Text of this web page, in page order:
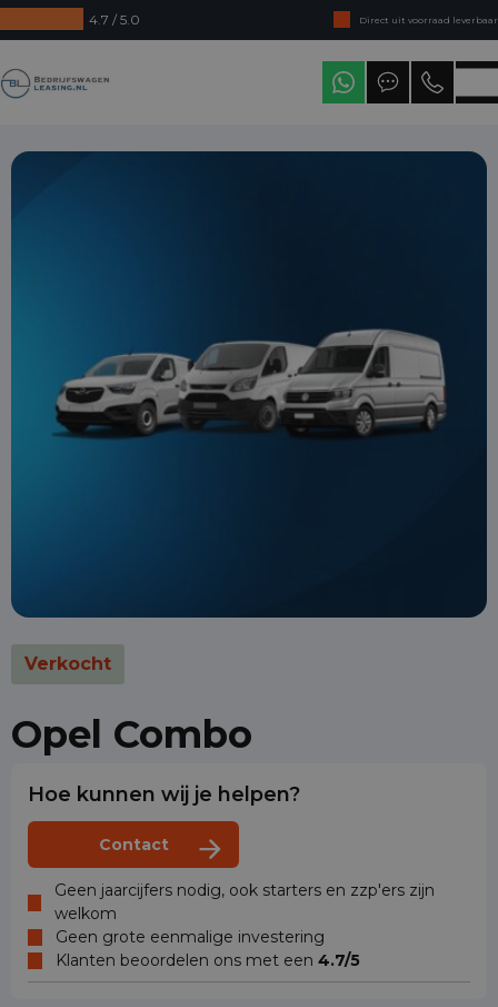
4.7 / 5.0
Direct uit voorraad leverbaar
Levering in heel Nederland
Verkocht
Opel Combo
Hoe kunnen wij je helpen?
Contact
Geen jaarcijfers nodig, ook starters en zzp'ers zijn
welkom
Geen grote eenmalige investering
Klanten beoordelen ons met een 4.7/5